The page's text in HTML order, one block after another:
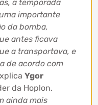
a temporada
importante
da bomba,
antes ficava
a transportava, e
de acordo com
Ygor
da Hoplon.
ainda mais